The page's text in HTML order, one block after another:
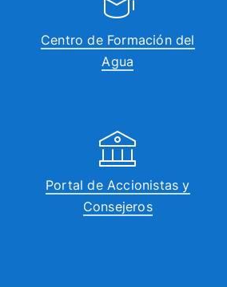
Centro de Formación del
Agua
Portal de Accionistas y
Consejeros